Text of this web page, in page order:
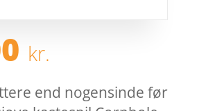
kr.
end nogensinde før